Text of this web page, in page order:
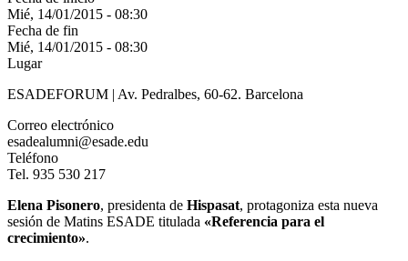
Mié, 14/01/2015 - 08:30
Fecha de fin
Mié, 14/01/2015 - 08:30
Lugar
ESADEFORUM | Av. Pedralbes, 60-62. Barcelona
Correo electrónico
esadealumni@esade.edu
Teléfono
Tel. 935 530 217
Elena Pisonero, presidenta de Hispasat, protagoniza esta nueva
sesión de Matins ESADE titulada «Referencia para el
crecimiento».